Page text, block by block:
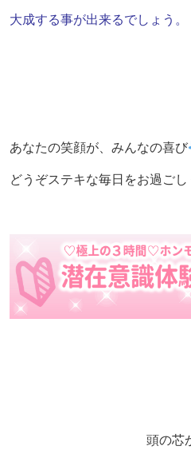
大成する事が出来るでしょう。
あなたの笑顔が、みんなの喜び
どうぞステキな毎日をお過ごし
頭の芯